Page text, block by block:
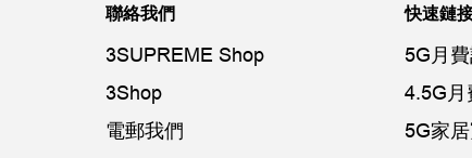
聯絡我們
3SUPREME Shop
3Shop
電郵我們
快速鏈
5G月費
4.5G月
5G家